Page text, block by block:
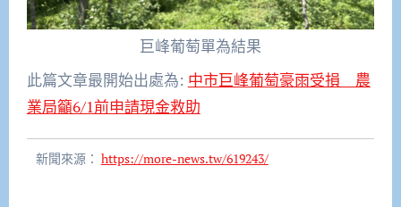
巨峰葡萄單為結果
此篇文章最開始出處為: 中市巨峰葡萄豪雨受損 農
業局籲6/1前申請現金救助
新聞來源： https://more-news.tw/619243/